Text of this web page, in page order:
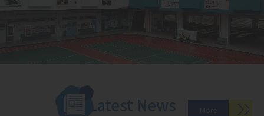
Latest News